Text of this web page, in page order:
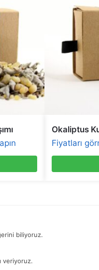
Okaliptus
Fiyatları
biliyoruz.
veriyoruz.